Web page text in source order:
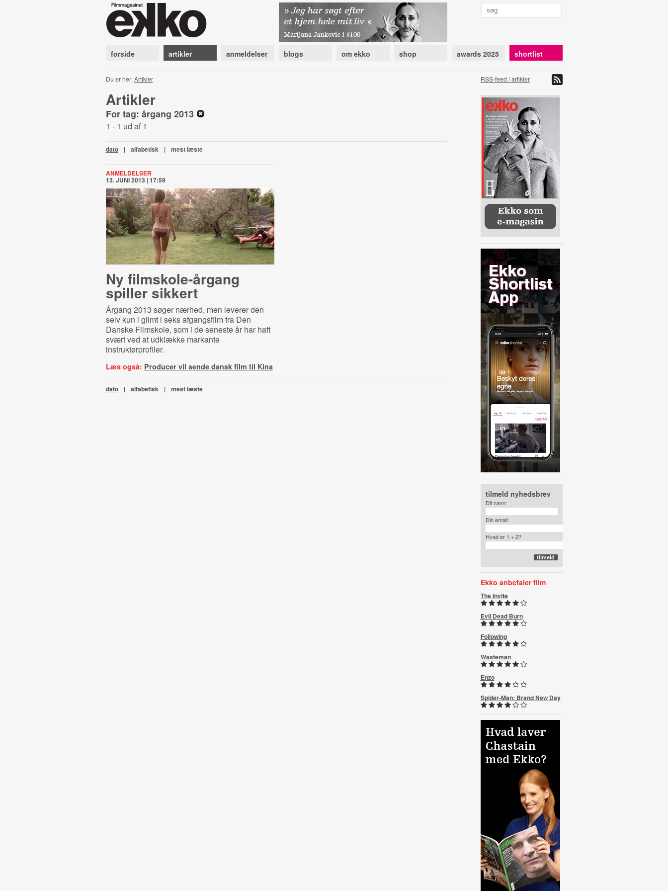
forside artikler anmeldelser blogs om ekko shop awards 2025 shortlist
Du er her:Artikler RSS-feed / artikler
Artikler
For tag: årgang 2013
1 - 1 ud af 1
dato | alfabetisk | mest læste
ANMELDELSER
13. JUNI 2013 | 17:59
Ny film­sko­le-​år­gang
spiller sikkert
Årgang 2013 søger nærhed, men leverer den
selv kun i glimt i seks afgangsfilm fra Den
Danske Filmskole, som i de seneste år har haft
svært ved at udklække markante
instruktørprofiler.
Læs også: Producer vil sende dansk film til Kina
dato | alfabetisk | mest læste
tilmeld nyhedsbrev
Dit navn:
Din email:
Hvad er 1 + 2?
Ekko anbefaler film
The Invite
Evil Dead Burn
Following
Wasteman
Enzo
Spider-Man: Brand New Day